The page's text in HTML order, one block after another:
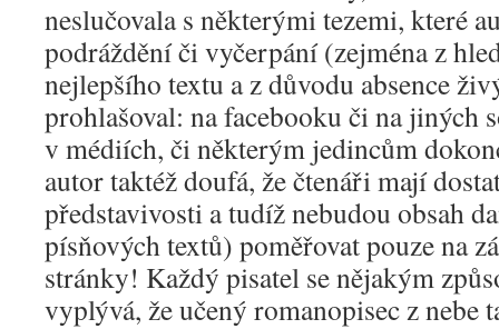
neslučovala s některými tezemi, které
podráždění či vyčerpání (zejména z
nejlepšího textu a z důvodu absence
prohlašoval: na facebooku či na jiných
v médiích, či některým jedincům
autor taktéž doufá, že čtenáři mají
představivosti a tudíž nebudou obsah
písňových textů) poměřovat pouze na
stránky! Každý pisatel se nějakým
vyplývá, že učený romanopisec z nebe